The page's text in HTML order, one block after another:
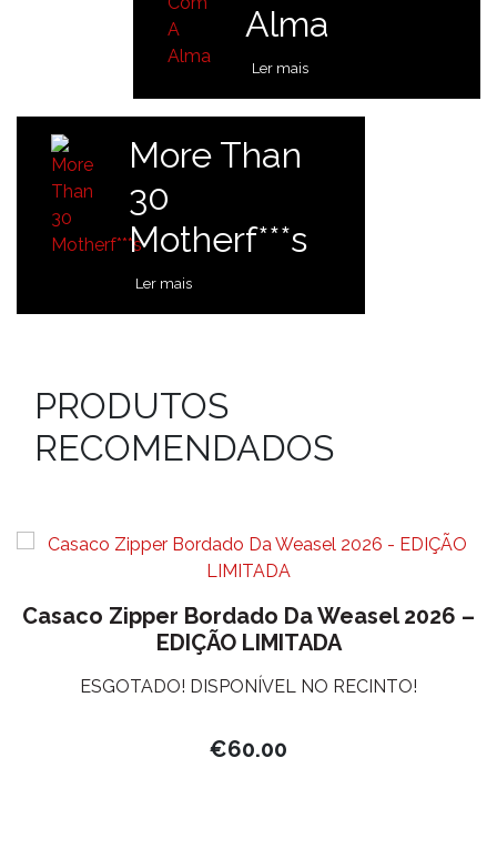
Alma
Ler mais
More Than
30
Motherf***s
Ler mais
PRODUTOS
RECOMENDADOS
Casaco Zipper Bordado Da Weasel 2026 –
EDIÇÃO LIMITADA
ESGOTADO! DISPONÍVEL NO RECINTO!
€60.00